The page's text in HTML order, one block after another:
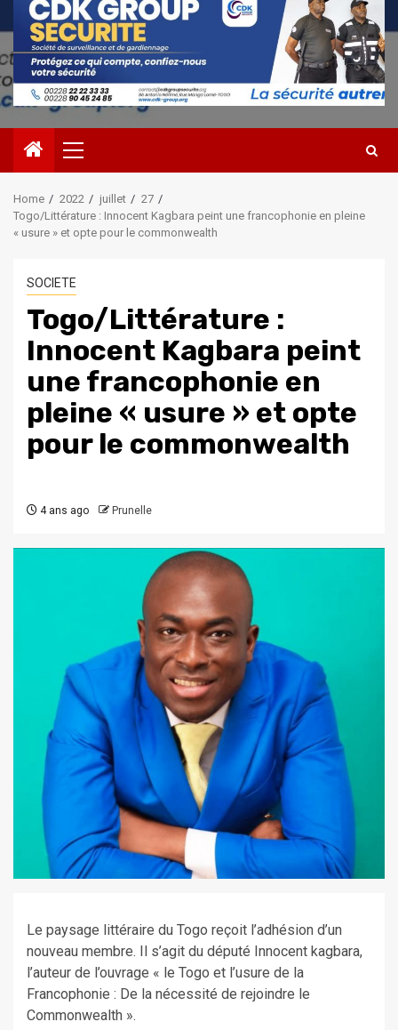
Primary
Menu
Home 2022 juillet
27
Togo/Littérature : Innocent Kagbara peint une francophonie en pleine
« usure » et opte pour le commonwealth
SOCIETE
Togo/Littérature :
Innocent Kagbara peint
une francophonie en
pleine « usure » et opte
pour le commonwealth
4 ans ago Prunelle
Le paysage littéraire du Togo reçoit l’adhésion d’un
nouveau membre. Il s’agit du député Innocent kagbara,
l’auteur de l’ouvrage « le Togo et l’usure de la
Francophonie : De la nécessité de rejoindre le
Commonwealth ».